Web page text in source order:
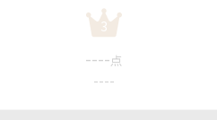
3
---- 点
----